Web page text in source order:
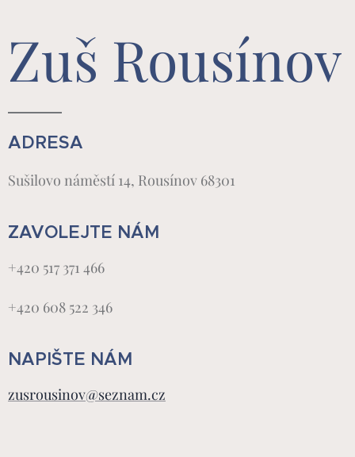
Zuš Rousínov
ADRESA
Sušilovo náměstí 14, Rousínov 68301
ZAVOLEJTE NÁM
+420 517 371 466
+420 608 522 346
NAPIŠTE NÁM
zusrousinov@seznam.cz